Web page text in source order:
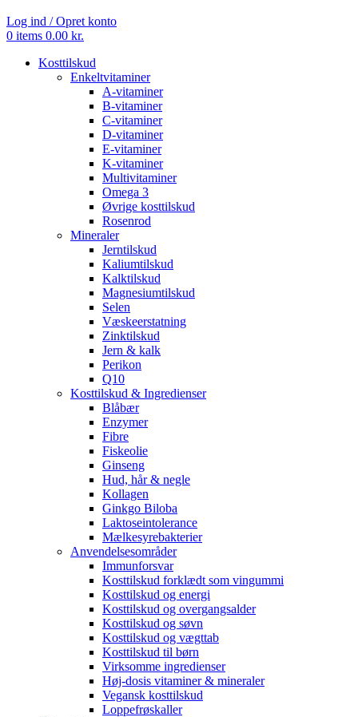
Log ind / Opret konto
0 items 0.00 kr.
Kosttilskud
Enkeltvitaminer
A-vitaminer
B-vitaminer
C-vitaminer
D-vitaminer
E-vitaminer
K-vitaminer
Multivitaminer
Omega 3
Øvrige kosttilskud
Rosenrod
Mineraler
Jerntilskud
Kaliumtilskud
Kalktilskud
Magnesiumtilskud
Selen
Væskeerstatning
Zinktilskud
Jern & kalk
Perikon
Q10
Kosttilskud & Ingredienser
Blåbær
Enzymer
Fibre
Fiskeolie
Ginseng
Hud, hår & negle
Kollagen
Ginkgo Biloba
Laktoseintolerance
Mælkesyrebakterier
Anvendelsesområder
Immunforsvar
Kosttilskud forklædt som vingummi
Kosttilskud og energi
Kosttilskud og overgangsalder
Kosttilskud og søvn
Kosttilskud og vægttab
Kosttilskud til børn
Virksomme ingredienser
Høj-dosis vitaminer & mineraler
Vegansk kosttilskud
Loppefrøskaller